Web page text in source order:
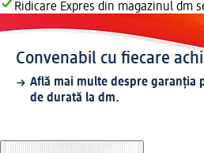
Ridicare Expres din magazinul dm
Convenabil cu fiecare
Află mai multe despre garanția
de durată la dm.